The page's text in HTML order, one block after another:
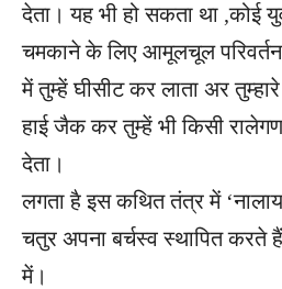
देता। यह भी हो सकता था ,कोई
चमकाने के लिए आमूलचूल
में तुम्हें घीसीट कर लाता अर तुम्हारे
हाई जैक कर तुम्हें भी किसी रालेगण
देता।
लगता है इस कथित तंत्र में
चतुर अपना बर्चस्व स्थापित करते
में।